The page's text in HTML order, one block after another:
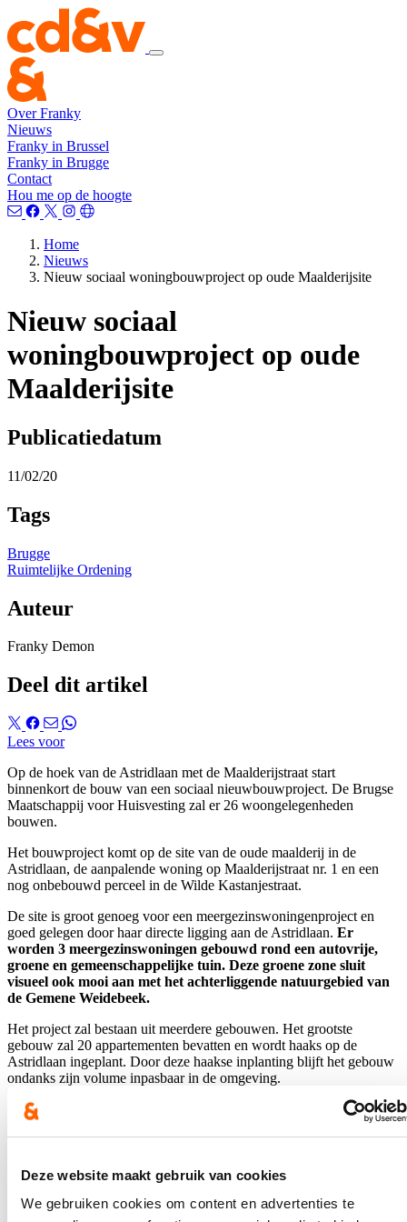
Deze website maakt gebruik van cookies
We gebruiken cookies om content en advertenties te
Over Franky
Nieuws
Franky in Brussel
Franky in Brugge
Contact
Hou me op de hoogte
Home
Nieuws
Nieuw sociaal woningbouwproject op oude Maalderijsite
Nieuw sociaal
woningbouwproject op oude
Maalderijsite
Publicatiedatum
11/02/20
Tags
Brugge
Ruimtelijke Ordening
Auteur
Franky Demon
Deel dit artikel
Lees voor
Op de hoek van de Astridlaan met de Maalderijstraat start
binnenkort de bouw van een sociaal nieuwbouwproject. De Brugse
Maatschappij voor Huisvesting zal er 26 woongelegenheden
bouwen.
Het bouwproject komt op de site van de oude maalderij in de
Astridlaan, de aanpalende woning op Maalderijstraat nr. 1 en een
nog onbebouwd perceel in de Wilde Kastanjestraat.
De site is groot genoeg voor een meergezinswoningenproject en
goed gelegen door haar directe ligging aan de Astridlaan. Er
worden 3 meergezinswoningen gebouwd rond een autovrije,
groene en gemeenschappelijke tuin. Deze groene zone sluit
visueel ook mooi aan met het achterliggende natuurgebied van
de Gemene Weidebeek.
Het project zal bestaan uit meerdere gebouwen. Het grootste
gebouw zal 20 appartementen bevatten en wordt haaks op de
Astridlaan ingeplant. Door deze haakse inplanting blijft het gebouw
ondanks zijn volume inpasbaar in de omgeving.
Een tweede gebouw met 5 appartementen wordt tegenaan de
woning in de Maalderijstraat nr. 3 gebouwd.
Kastanjestraat. Dit wordt een soort bel-etage omdat de woning ook
bewoners. Hier komt ook een doorgang voor fietsers en voetgangers